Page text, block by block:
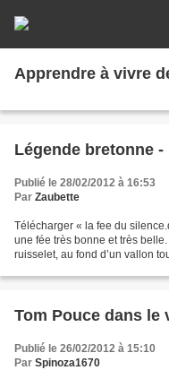
Apprendre à vivre
Légende bretonne -
Publié le 28/02/2012 à 16:53
Par Zaubette
Télécharger « la fee du
une fée très bonne et très
ruisselet, au fond d’un vallon
Tom Pouce dans le
Publié le 26/02/2012 à 15:10
Par Spinoza1670